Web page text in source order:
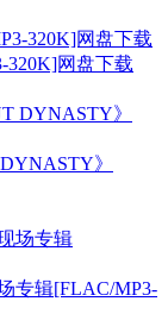
320K]网盘下载
》
专辑[FLAC/MP3-